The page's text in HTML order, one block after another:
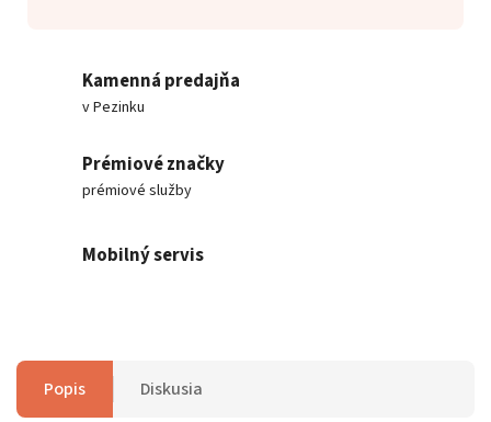
Kamenná predajňa
v Pezinku
Prémiové značky
prémiové služby
Mobilný servis
Popis Diskusia